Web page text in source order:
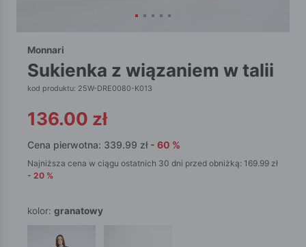
Monnari
sukienka z wiązaniem w talii
kod produktu: 25W-DRE0080-K013
136.00 zł
Cena pierwotna: 339.99 zł - 60 %
Najniższa cena w ciągu ostatnich 30 dni przed obniżką: 169.99 zł
- 20 %
kolor: granatowy